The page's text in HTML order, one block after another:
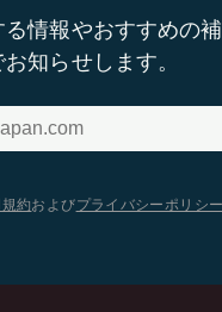
情報やおすすめの
知らせします。
約およびプライバシーポリシー